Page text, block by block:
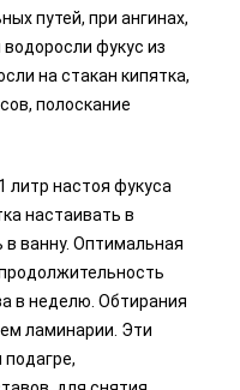
путей, при ангинах,
фукус из
на стакан кипятка,
полоскание
литр настоя фукуса
настаивать в
в ванну. Оптимальная
в неделю. Обтирания
ламинарии. Эти